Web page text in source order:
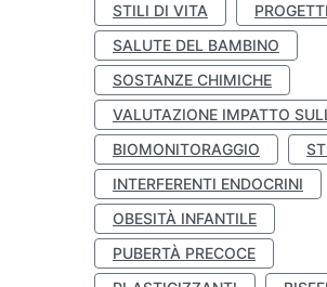
STILI DI VITA
SALUTE DEL BAMBINO
SOSTANZE CHIMICHE
VALUTAZIONE IMPATTO
BIOMONITORAGGIO
INTERFERENTI ENDOCRINI
OBESITÀ INFANTILE
PUBERTÀ PRECOCE